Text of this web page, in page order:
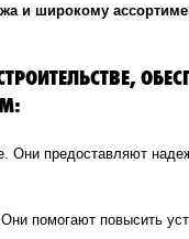
и широкому
Они предоставляют
помогают повысить